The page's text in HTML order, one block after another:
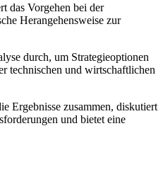
das Vorgehen bei der
Herangehensweise zur
durch, um Strategieoptionen
technischen und wirtschaftlichen
Ergebnisse zusammen, diskutiert
und bietet eine